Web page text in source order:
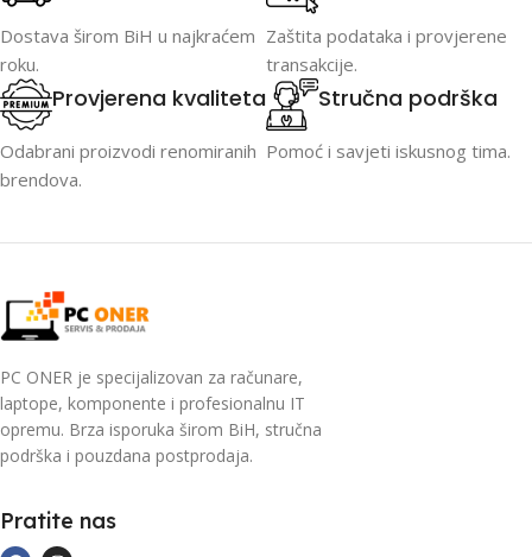
Dostava širom BiH u najkraćem
roku.
Zaštita podataka i provjerene
transakcije.
Provjerena kvaliteta
Odabrani proizvodi renomiranih
brendova.
Stručna podrška
Pomoć i savjeti iskusnog tima.
PC ONER je specijalizovan za računare,
laptope, komponente i profesionalnu IT
opremu. Brza isporuka širom BiH, stručna
podrška i pouzdana postprodaja.
Pratite nas